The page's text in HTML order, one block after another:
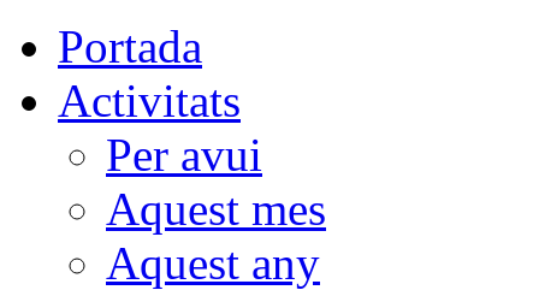
Portada
Activitats
Per avui
Aquest mes
Aquest any